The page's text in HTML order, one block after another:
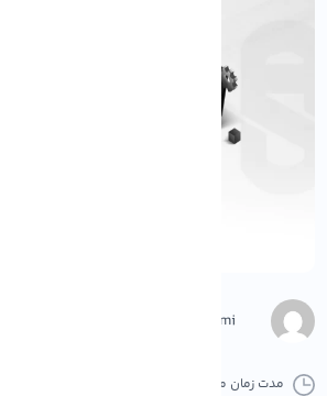
Negar Gerami
مدت زمان مطالعه :